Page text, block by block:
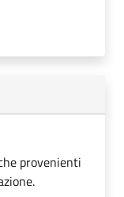
provenienti